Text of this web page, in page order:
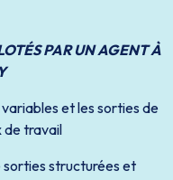
PAR UN AGENT À
et les sorties de
de travail
sorties structurées et